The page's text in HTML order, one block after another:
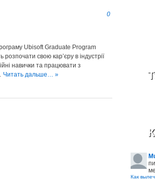
0
Ubisoft Graduate Program
свою кар’єру в індустрії
навички та працювати з
Читать дальше… »
Как